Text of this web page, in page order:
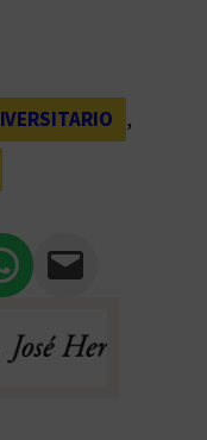
,
Compartir vía Email